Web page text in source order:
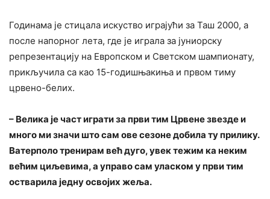
Годинама је стицала искуство играјући за Таш 2000, а
после напорног лета, где је играла за јуниорску
репрезентацију на Европском и Светском шампионату,
прикључила са као 15-годишњакиња и првом тиму
црвено-белих.
– Велика је част играти за први тим Црвене звезде и
много ми значи што сам ове сезоне добила ту прилику.
Ватерполо тренирам већ дуго, увек тежим ка неким
већим циљевима, а управо сам уласком у први тим
остварила једну освојих жеља.